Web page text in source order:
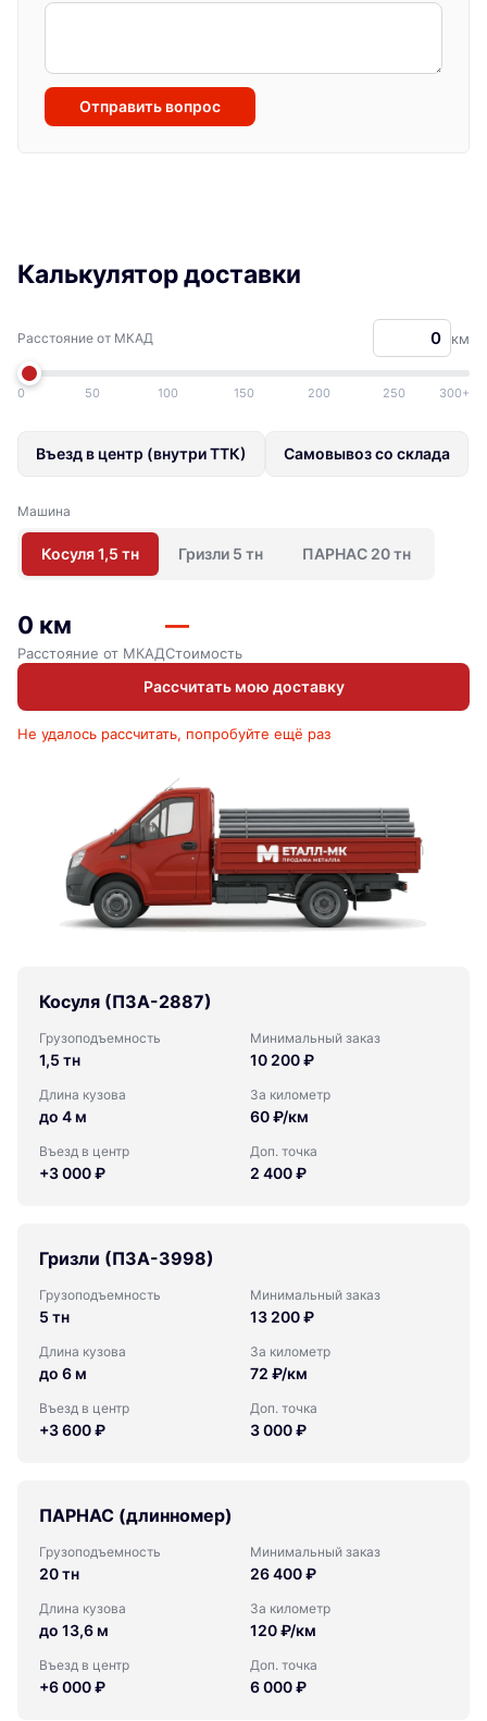
Отправить вопрос
Калькулятор доставки
Расстояние от МКАД км
0 50 100 150 200 250 300+
Въезд в центр (внутри ТТК) Самовывоз со склада
Машина
Косуля 1,5 тн Гризли 5 тн ПАРНАС 20 тн
0 км
Расстояние от МКАД
—
Стоимость
Рассчитать мою доставку
Не удалось рассчитать, попробуйте ещё раз
Косуля (ПЗА-2887)
Грузоподъемность
1,5 тн
Минимальный заказ
10 200 ₽
Длина кузова
до 4 м
За километр
60 ₽/км
Въезд в центр
+3 000 ₽
Доп. точка
2 400 ₽
Гризли (ПЗА-3998)
Грузоподъемность
5 тн
Минимальный заказ
13 200 ₽
Длина кузова
до 6 м
За километр
72 ₽/км
Въезд в центр
+3 600 ₽
Доп. точка
3 000 ₽
ПАРНАС (длинномер)
Грузоподъемность
20 тн
Минимальный заказ
26 400 ₽
Длина кузова
до 13,6 м
За километр
120 ₽/км
Въезд в центр
+6 000 ₽
Доп. точка
6 000 ₽